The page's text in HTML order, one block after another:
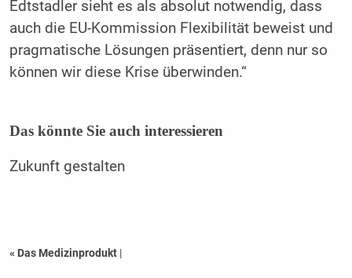
Edtstadler sieht es als absolut notwendig, dass
auch die EU-Kommission Flexibilität beweist und
pragmatische Lösungen präsentiert, denn nur so
können wir diese Krise überwinden.“
Das könnte Sie auch interessieren
Zukunft gestalten
« Das Medizinprodukt |